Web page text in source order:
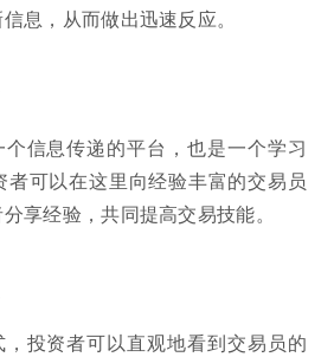
息，从而做出迅速反应。
信息传递的平台，也是一个学习
可以在这里向经验丰富的交易员
享经验，共同提高交易技能。
投资者可以直观地看到交易员的